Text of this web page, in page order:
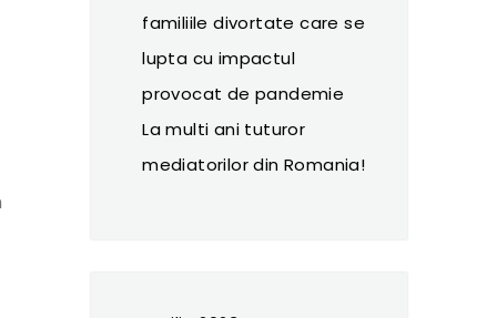
familiile divortate care se
lupta cu impactul
provocat de pandemie
La multi ani tuturor
mediatorilor din Romania!